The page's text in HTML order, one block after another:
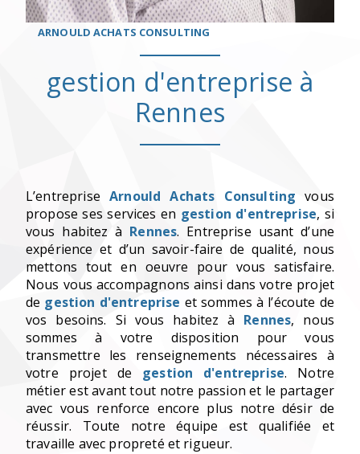
ARNOULD ACHATS CONSULTING
gestion d'entreprise à
Rennes
L’entrepriseArnould Achats Consulting vous
propose ses services en gestion d'entreprise, si
vous habitez à Rennes. Entreprise usant d’une
expérience et d’un savoir-faire de qualité, nous
mettons tout en oeuvre pour vous satisfaire.
Nous vous accompagnons ainsi dans votre projet
de gestion d'entreprise et sommes à l’écoute de
vos besoins. Si vous habitez à Rennes, nous
sommes à votre disposition pour vous
transmettre les renseignements nécessaires à
votre projet de gestion d'entreprise. Notre
métier est avant tout notre passion et le partager
avec vous renforce encore plus notre désir de
réussir. Toute notre équipe est qualifiée et
travaille avec propreté et rigueur.